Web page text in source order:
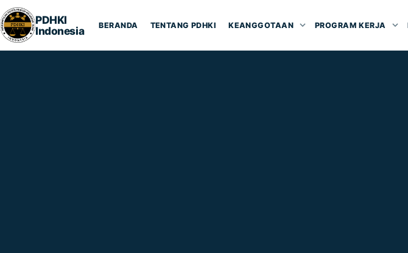
Lompat ke konten
PDHKI
Indonesia
BERANDA TENTANG PDHKI KEANGGOTAAN PROGRAM KERJA